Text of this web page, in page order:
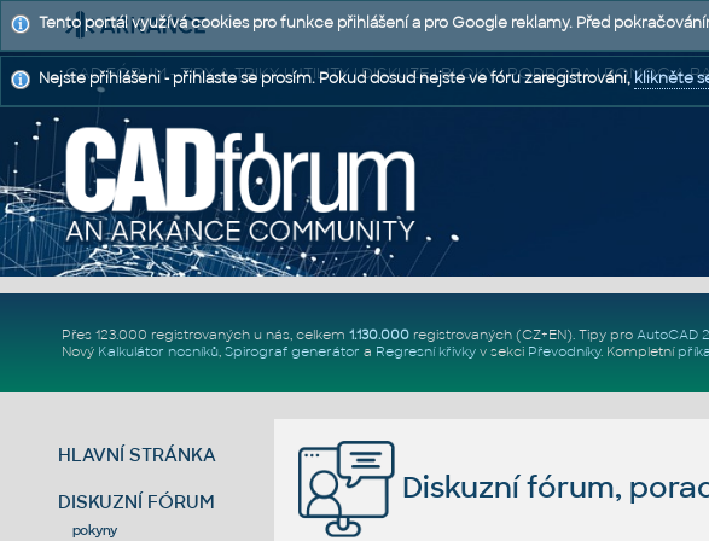
CAD FÓRUM - TIPY A TRIKY | UTILITY | DISKUZE | BLOKY | PODPORA | POMOC A
Přes 123.000 registrovaných u nás, celkem 1.130.000registrovaných (CZ+EN). Tipy pro AutoCAD
Nový Kalkulátor nosníků, Spirograf generátor a Regresní křivkyv sekci Převodníky. Kompletní
HLAVNÍ STRÁNKA
DISKUZNÍ FÓRUM
pokyny
Diskuzní fórum,
Tento portál využívá cookies pro funkce přihlášení a pro Google reklamy. Před
Nejste přihlášeni - přihlaste se prosím. Pokud dosud nejste ve fóru zaregistrováni,klikněte